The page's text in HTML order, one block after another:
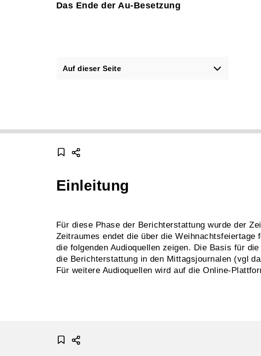
Das Ende der Au-Besetzung
Auf dieser Seite
Einleitung
Für diese Phase der Berichterstattung wurde der
Zeitraumes endet die über die
die folgenden Audioquellen zeigen. Die Basis für
die Berichterstattung in den Mittagsjournalen (vgl
Für weitere Audioquellen wird auf die Online-